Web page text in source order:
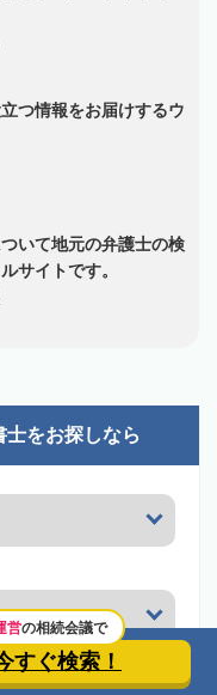
つ情報をお届けするウ
いて地元の弁護士の検
サイトです。
士をお探しなら
会議で
営の相続会議で
すぐ検索！